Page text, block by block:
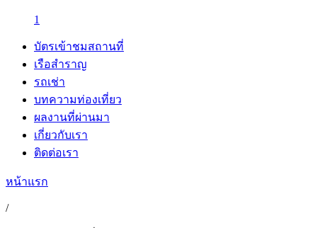
1
บัตรเข้าชมสถานที่
เรือสำราญ
รถเช่า
บทความท่องเที่ยว
ผลงานที่ผ่านมา
เกี่ยวกับเรา
ติดต่อเรา
หน้าแรก
/